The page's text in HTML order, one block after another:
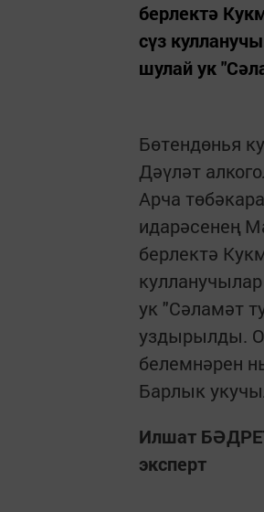
берлектә
сүз
шулай ук
Бөтендөнья
Дәүләт
Арча
идарәсенең
берлектә
ук "Сәламәт
уздырылды.
белемнәрен
Барлык
Илшат
эксперт